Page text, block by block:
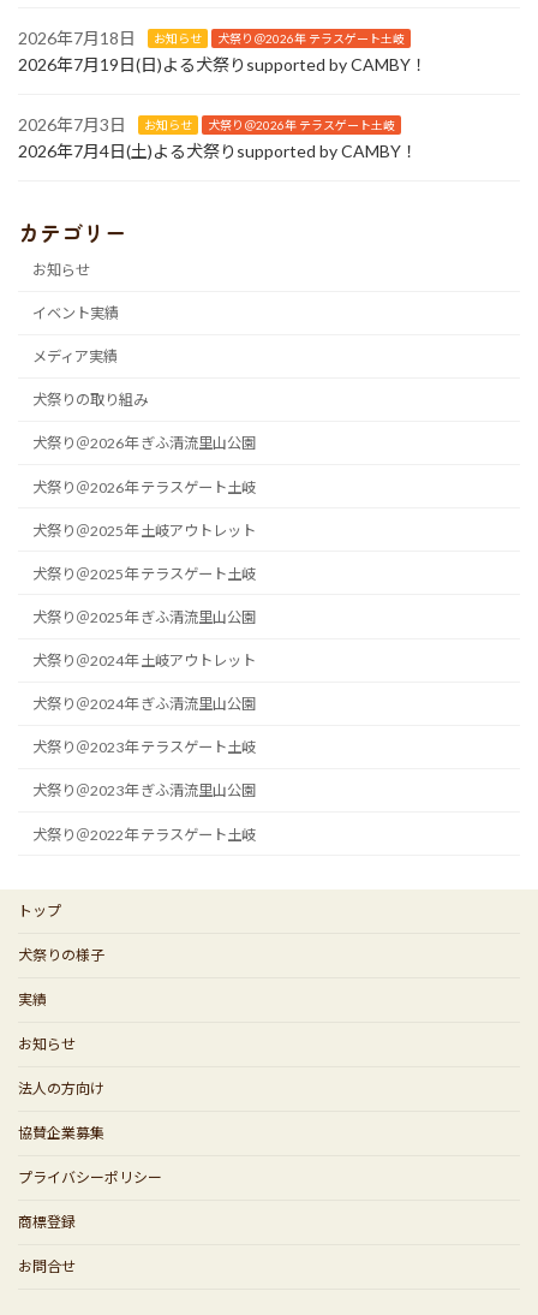
2026年7月18日 お知らせ 犬祭り＠2026年 テラスゲート土岐
2026年7月19日(日)よる犬祭りsupported by CAMBY！
2026年7月3日 お知らせ 犬祭り＠2026年 テラスゲート土岐
2026年7月4日(土)よる犬祭りsupported by CAMBY！
カテゴリー
お知らせ
イベント実績
メディア実績
犬祭りの取り組み
犬祭り＠2026年 ぎふ清流里山公園
犬祭り＠2026年 テラスゲート土岐
犬祭り＠2025年 土岐アウトレット
犬祭り＠2025年 テラスゲート土岐
犬祭り＠2025年 ぎふ清流里山公園
犬祭り＠2024年 土岐アウトレット
犬祭り＠2024年 ぎふ清流里山公園
犬祭り＠2023年 テラスゲート土岐
犬祭り＠2023年 ぎふ清流里山公園
犬祭り＠2022年 テラスゲート土岐
トップ
犬祭りの様子
実績
お知らせ
法人の方向け
協賛企業募集
プライバシーポリシー
商標登録
お問合せ